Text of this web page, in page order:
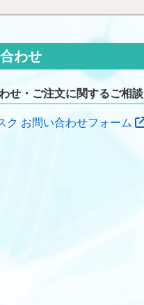
わせ
せ・ご注文に関するご相談
ク お問い合わせフォーム